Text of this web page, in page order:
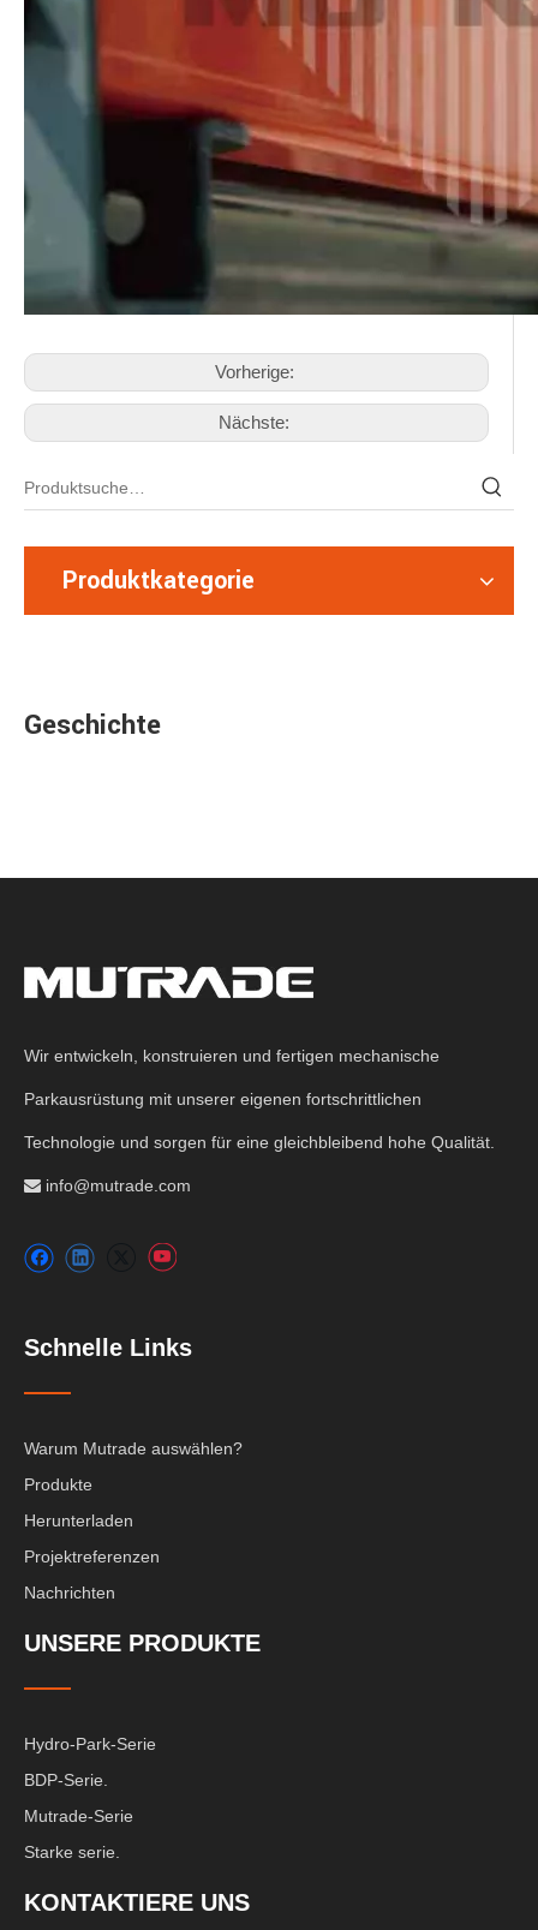
Vorherige:
Nächste:
Produktkategorie
Geschichte
Wir entwickeln, konstruieren und fertigen mechanische
Parkausrüstung mit unserer eigenen fortschrittlichen
Technologie und sorgen für eine gleichbleibend hohe Qualität.
 info@mutrade.com
Schnelle Links
Warum Mutrade auswählen?
Produkte
Herunterladen
Projektreferenzen
Nachrichten
UNSERE PRODUKTE
Hydro-Park-Serie
BDP-Serie.
Mutrade-Serie
Starke serie.
KONTAKTIERE UNS